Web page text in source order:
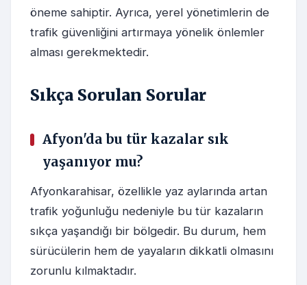
öneme sahiptir. Ayrıca, yerel yönetimlerin de
trafik güvenliğini artırmaya yönelik önlemler
alması gerekmektedir.
Sıkça Sorulan Sorular
Afyon'da bu tür kazalar sık
yaşanıyor mu?
Afyonkarahisar, özellikle yaz aylarında artan
trafik yoğunluğu nedeniyle bu tür kazaların
sıkça yaşandığı bir bölgedir. Bu durum, hem
sürücülerin hem de yayaların dikkatli olmasını
zorunlu kılmaktadır.